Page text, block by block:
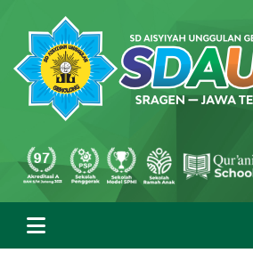
content
SD Aisyiyah
Gemolong